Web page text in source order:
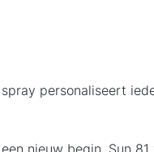
personaliseert
nieuw begin. Sun